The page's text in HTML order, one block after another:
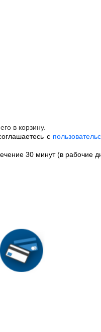
в корзину.
с
30 минут (в рабочие